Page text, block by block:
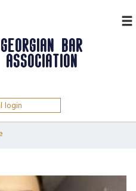
GEORGIAN BAR
ASSOCIATION
login